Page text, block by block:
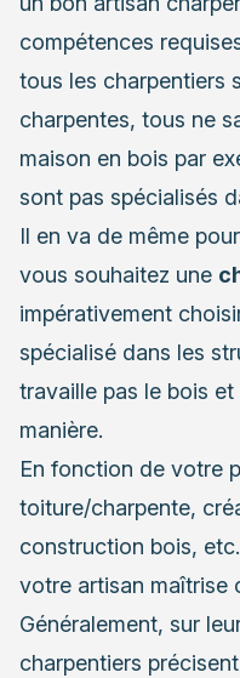
compétences
tous les charpentiers
charpentes, tous ne
maison en bois par
sont pas spécialisés
Il en va de même pour
vous souhaitez une
impérativement
spécialisé dans les
travaille pas le bois
manière.
En fonction de votre
toiture/charpente,
construction bois,
votre artisan maîtrise
Généralement, sur
charpentiers